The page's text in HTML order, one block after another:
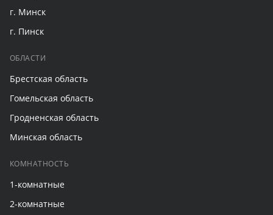
г. Минск
г. Пинск
ОБЛАСТИ
Брестская область
Гомельская область
Гродненская область
Минская область
КОМНАТНОСТЬ
1-комнатные
2-комнатные